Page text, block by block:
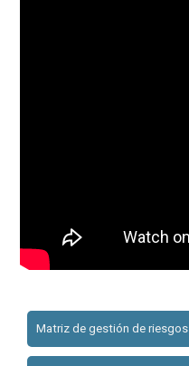
Matriz de gestión de riesgos